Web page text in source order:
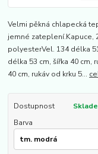
Velmi pěkná chlapecká
jemné zateplení.Kapuce,
polyesterVel. 134 délka
délka 53 cm, šířka 40 cm,
40 cm, rukáv od krku 5...
Dostupnost
Barva